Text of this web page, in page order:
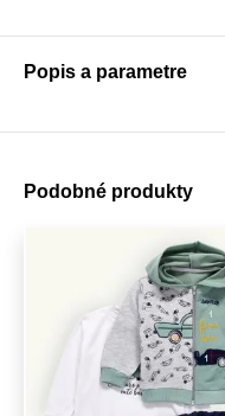
Popis a parametre
Podobné produkty